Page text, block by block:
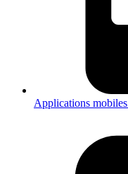
Applications mobiles